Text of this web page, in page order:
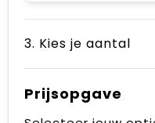
3. Kies je aantal
Prijsopgave